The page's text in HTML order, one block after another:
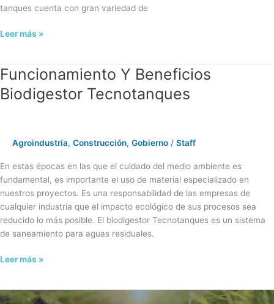
tanques cuenta con gran variedad de
Leer más »
Funcionamiento Y Beneficios
Biodigestor Tecnotanques
Agroindustria, Construcción, Gobierno / Staff
En estas épocas en las que el cuidado del medio ambiente es
fundamental, es importante el uso de material especializado en
nuestros proyectos. Es una responsabilidad de las empresas de
cualquier industria que el impacto ecológico de sus procesos sea
reducido lo más posible. El biodigestor Tecnotanques es un sistema
de saneamiento para aguas residuales.
Funcionamiento
Beneficios
Leer más »
¿Cómo